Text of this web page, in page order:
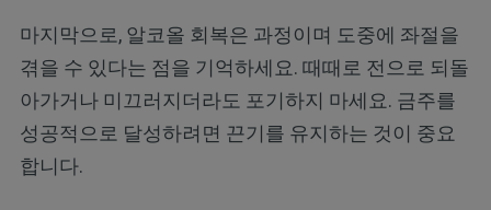
마지막으로, 알코올 회복은 과정이며 도중에 좌절을
겪을 수 있다는 점을 기억하세요. 때때로 전으로 되돌
아가거나 미끄러지더라도 포기하지 마세요. 금주를
성공적으로 달성하려면 끈기를 유지하는 것이 중요
합니다.